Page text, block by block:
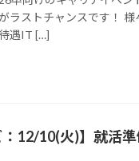
ラストチャンスです！ 様
遇IT […]
：12/10(火)】就活